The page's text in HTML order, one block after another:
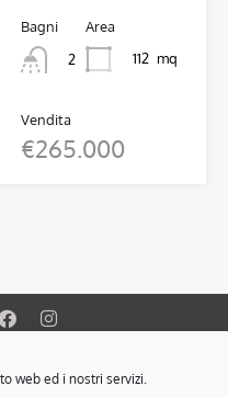
web ed i nostri servizi.
Bagni
2
Area
112 mq
Vendita
€265.000
Colombin Fabrizio & C.